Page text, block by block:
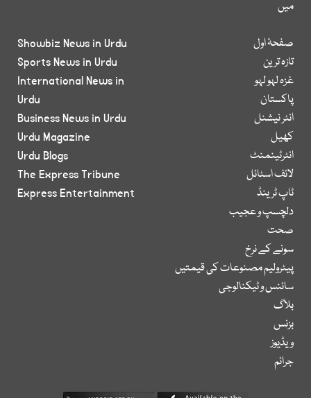
میں
صفحۂ اول
تازہ ترین
غزہ لہو لہو
پاکستان
انٹر نیشنل
کھیل
انٹرٹینمنٹ
لائف اسٹائل
ٹاپ ٹرینڈ
دلچسپ و عجیب
صحت
سونے کے نرخ
پیٹرولیم مصنوعات کی قیمتیں
سائنس و ٹیکنالوجی
بلاگ
بزنس
ویڈیوز
جرائم
Showbiz News in Urdu
Sports News in Urdu
International News in
Urdu
Business News in Urdu
Urdu Magazine
Urdu Blogs
The Express Tribune
Express Entertainment